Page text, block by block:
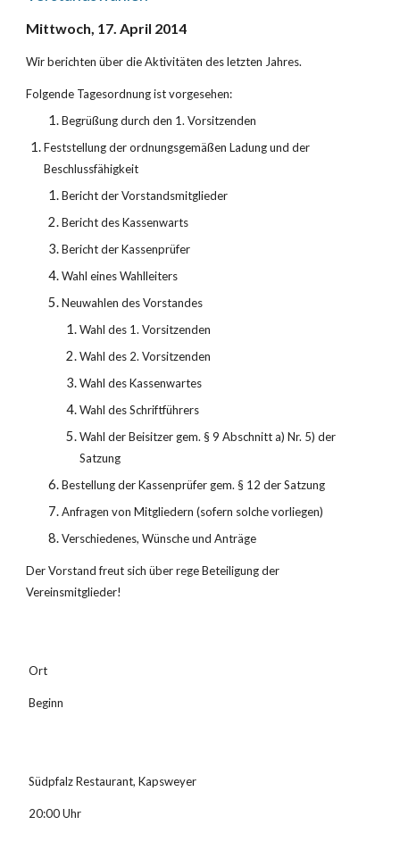
Mittwoch, 17. April 2014
Wir berichten über die Aktivitäten des letzten Jahres.
Folgende Tagesordnung ist vorgesehen:
Begrüßung durch den 1. Vorsitzenden
Feststellung der ordnungsgemäßen Ladung und der
Beschlussfähigkeit
Bericht der Vorstandsmitglieder
Bericht des Kassenwarts
Bericht der Kassenprüfer
Wahl eines Wahlleiters
Neuwahlen des Vorstandes
Wahl des 1. Vorsitzenden
Wahl des 2. Vorsitzenden
Wahl des Kassenwartes
Wahl des Schriftführers
Wahl der Beisitzer gem. § 9 Abschnitt a) Nr. 5) der
Satzung
Bestellung der Kassenprüfer gem. § 12 der Satzung
Anfragen von Mitgliedern (sofern solche vorliegen)
Verschiedenes, Wünsche und Anträge
Der Vorstand freut sich über rege Beteiligung der
Vereinsmitglieder!
Ort
Beginn
Südpfalz Restaurant, Kapsweyer
20:00 Uhr